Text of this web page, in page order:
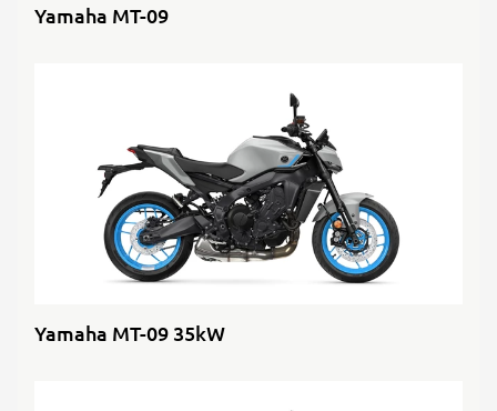
Yamaha MT-09
Yamaha MT-09 35kW